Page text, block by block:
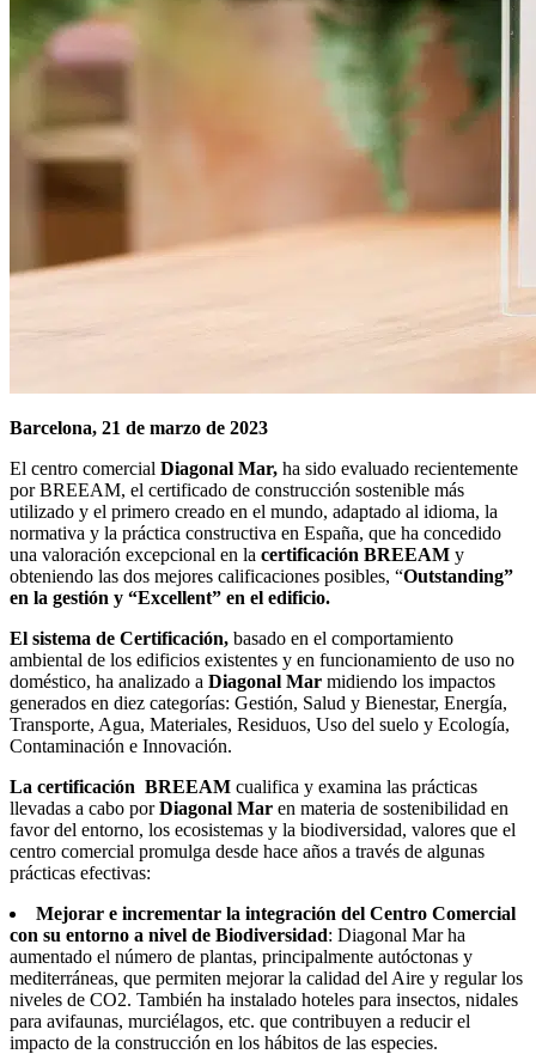
Barcelona, 21 de marzo de 2023
El centro comercial Diagonal Mar, ha sido evaluado recientemente
por BREEAM, el certificado de construcción sostenible más
utilizado y el primero creado en el mundo, adaptado al idioma, la
normativa y la práctica constructiva en España, que ha concedido
una valoración excepcional en la certificación BREEAM y
obteniendo las dos mejores calificaciones posibles, “Outstanding”
en la gestión y “Excellent” en el edificio.
El sistema de Certificación, basado en el comportamiento
ambiental de los edificios existentes y en funcionamiento de uso no
doméstico, ha analizado a Diagonal Mar midiendo los impactos
generados en diez categorías: Gestión, Salud y Bienestar, Energía,
Transporte, Agua, Materiales, Residuos, Uso del suelo y Ecología,
Contaminación e Innovación.
La certificación BREEAM cualifica y examina las prácticas
llevadas a cabo porDiagonal Mar en materia de sostenibilidad en
favor del entorno, los ecosistemas y la biodiversidad, valores que el
centro comercial promulga desde hace años a través de algunas
prácticas efectivas:
Mejorar e incrementar la integración del Centro Comercial
con su entorno a nivel de Biodiversidad: Diagonal Mar ha
aumentado el número de plantas, principalmente autóctonas y
mediterráneas, que permiten mejorar la calidad del Aire y regular los
niveles de CO2. También ha instalado hoteles para insectos, nidales
para avifaunas, murciélagos, etc. que contribuyen a reducir el
impacto de la construcción en los hábitos de las especies.